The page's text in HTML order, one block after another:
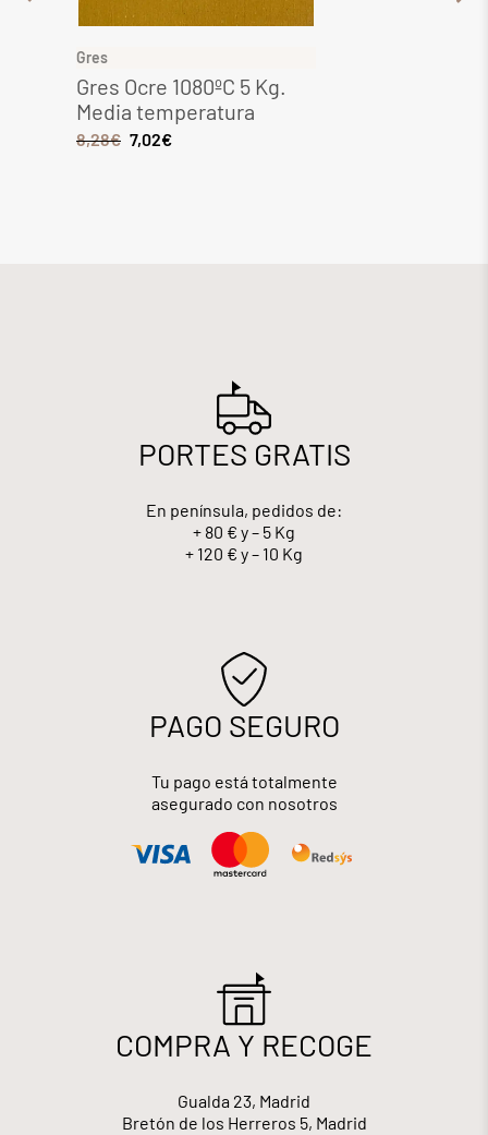
Gres
Gres Ocre 1080ºC 5 Kg.
Media temperatura
8,28€ 7,02€
PORTES GRATIS
En península, pedidos de:
+ 80 € y – 5 Kg
+ 120 € y – 10 Kg
PAGO SEGURO
Tu pago está totalmente
asegurado con nosotros
COMPRA Y RECOGE
Gualda 23, Madrid
Bretón de los Herreros 5, Madrid